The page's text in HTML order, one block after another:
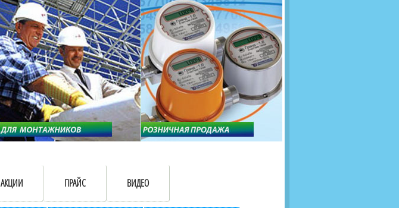
Мы специализируемся на
снабжении магазинов
газового оборудования.
Предлагаем полный
ассортимент товара для
открытия магазина газового
оборудования в Вашем
городе. Мы знаем что будет
продаваться.
Предлагаем взаимовыгодное
сотрудничество
монтажникам газового
оборудования. Если Вы
занимаетесь установкой
газового оборудования, мы
предлагаем Вам оптовые
цены и документарное
сопровождение Ваших
продаж (берем всю
бухгалтерию "на себя")
АКЦИИ ПРАЙС ВИДЕО